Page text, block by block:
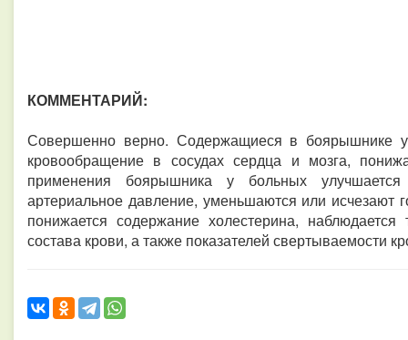
КОММЕНТАРИЙ:
Совершенно верно. Содержащиеся в боярышнике
кровообращение в сосудах сердца и мозга,
применения боярышника у больных
артериальное давление, уменьшаются или исчезают
понижается содержание холестерина, наблюдается
состава крови, а также показателей свертываемости